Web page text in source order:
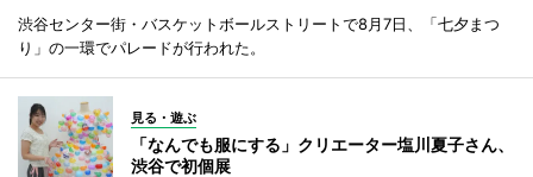
渋谷センター街・バスケットボールストリートで8月7日、「七夕まつ
り」の一環でパレードが行われた。
見る・遊ぶ
「なんでも服にする」クリエーター塩川夏子さん、
渋谷で初個展